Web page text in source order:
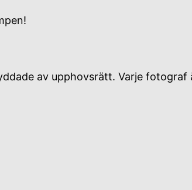
av upphovsrätt. Varje fotograf